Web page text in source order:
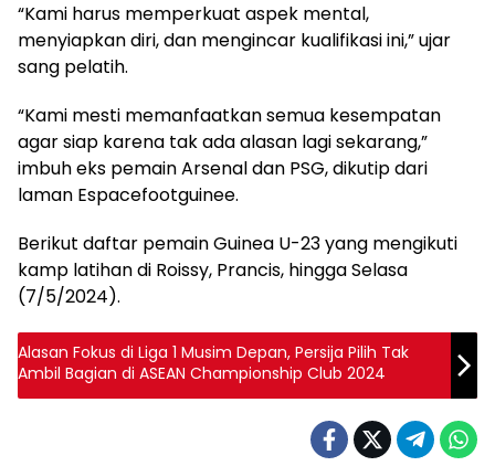
“Kami harus memperkuat aspek mental,
menyiapkan diri, dan mengincar kualifikasi ini,” ujar
sang pelatih.
“Kami mesti memanfaatkan semua kesempatan
agar siap karena tak ada alasan lagi sekarang,”
imbuh eks pemain Arsenal dan PSG, dikutip dari
laman Espacefootguinee.
Berikut daftar pemain Guinea U-23 yang mengikuti
kamp latihan di Roissy, Prancis, hingga Selasa
(7/5/2024).
Alasan Fokus di Liga 1 Musim Depan, Persija Pilih Tak
Ambil Bagian di ASEAN Championship Club 2024